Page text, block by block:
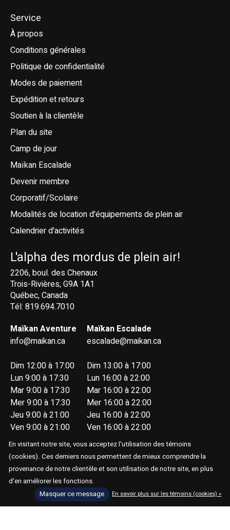
Service
À propos
Conditions générales
Politique de confidentialité
Modes de paiement
Expédition et retours
Soutien à la clientèle
Plan du site
Camp de jour
Maïkan Escalade
Devenir membre
Corporatif/Scolaire
Modalités de location d'équipements de plein air
Calendrier d'activités
L'alpha des mordus de plein air!
2206, boul. des Chenaux
Trois-Rivières, G9A 1A1
Québec, Canada
Tél: 819.694.7010
Maïkan Aventure
info@maikan.ca
Dim 12:00 à 17:00
Lun 9:00 à 17:30
Mar 9:00 à 17:30
Mer 9:00 à 17:30
Jeu 9:00 à 21:00
Ven 9:00 à 21:00
Sam 9:00 à 17:00
Maïkan Escalade
escalade@maikan.ca
Dim 13:00 à 17:00
Lun 16:00 à 22:00
Mar 16:00 à 22:00
Mer 16:00 à 22:00
Jeu 16:00 à 22:00
Ven 16:00 à 22:00
Sam 13:00 à 17:00
En visitant notre site, vous acceptez l'utilisation des témoins
(cookies). Ces derniers nous permettent de mieux comprendre la
provenance de notre clientèle et son utilisation de notre site, en plus
d'en améliorer les fonctions.
Masquer ce message
En savoir plus sur les témoins (cookies) »